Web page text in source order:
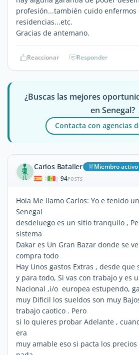
profesión...también cuido enfermos
residencias...etc.
Gracias de antemano.
Reaccionar Responder
¿Buscas las mejores
en Senegal?
Contacta con agencias
Carlos Bataller Miembro activo
| 94POSTS
Hola Me llamo Carlos: Yo e tenido
Senegal
desdeluego es un sitio tranquilo ,
sistema
Dakar es Un Gran Bazar donde se
compra todo
Hay Unos gastos Extras , desde
y para todo, Si vas con trabajo y es
Nacional ,i/o europea estupendo,
muy Dificil los sueldos son muy
trabajo caotico . Pero
si lo quieres probar Adelante ,
era
muy amable eso si pacta los